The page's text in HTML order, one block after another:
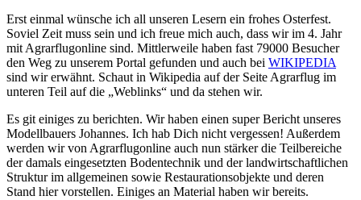
Erst einmal wünsche ich all unseren Lesern ein frohes Osterfest.
Soviel Zeit muss sein und ich freue mich auch, dass wir im 4. Jahr
mit Agrarflugonline sind. Mittlerweile haben fast 79000 Besucher
den Weg zu unserem Portal gefunden und auch bei WIKIPEDIA
sind wir erwähnt. Schaut in Wikipedia auf der Seite Agrarflug im
unteren Teil auf die „Weblinks“ und da stehen wir.
Es git einiges zu berichten. Wir haben einen super Bericht unseres
Modellbauers Johannes. Ich hab Dich nicht vergessen! Außerdem
werden wir von Agrarflugonline auch nun stärker die Teilbereiche
der damals eingesetzten Bodentechnik und der landwirtschaftlichen
Struktur im allgemeinen sowie Restaurationsobjekte und deren
Stand hier vorstellen. Einiges an Material haben wir bereits.